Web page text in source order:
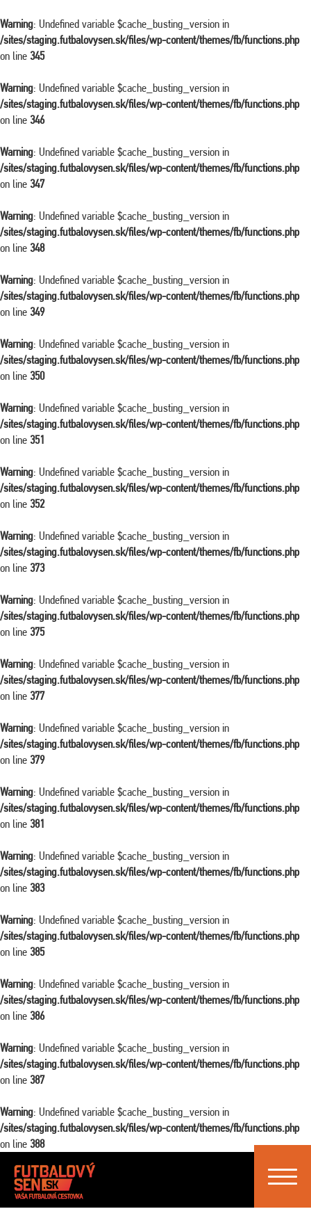
Warning: Undefined variable $cache_busting_version in
/sites/staging.futbalovysen.sk/files/wp-content/themes/fb/functions.php
on line 345
Warning: Undefined variable $cache_busting_version in
/sites/staging.futbalovysen.sk/files/wp-content/themes/fb/functions.php
on line 346
Warning: Undefined variable $cache_busting_version in
/sites/staging.futbalovysen.sk/files/wp-content/themes/fb/functions.php
on line 347
Warning: Undefined variable $cache_busting_version in
/sites/staging.futbalovysen.sk/files/wp-content/themes/fb/functions.php
on line 348
Warning: Undefined variable $cache_busting_version in
/sites/staging.futbalovysen.sk/files/wp-content/themes/fb/functions.php
on line 349
Warning: Undefined variable $cache_busting_version in
/sites/staging.futbalovysen.sk/files/wp-content/themes/fb/functions.php
on line 350
Warning: Undefined variable $cache_busting_version in
/sites/staging.futbalovysen.sk/files/wp-content/themes/fb/functions.php
on line 351
Warning: Undefined variable $cache_busting_version in
/sites/staging.futbalovysen.sk/files/wp-content/themes/fb/functions.php
on line 352
Warning: Undefined variable $cache_busting_version in
/sites/staging.futbalovysen.sk/files/wp-content/themes/fb/functions.php
on line 373
Warning: Undefined variable $cache_busting_version in
/sites/staging.futbalovysen.sk/files/wp-content/themes/fb/functions.php
on line 375
Warning: Undefined variable $cache_busting_version in
/sites/staging.futbalovysen.sk/files/wp-content/themes/fb/functions.php
on line 377
Warning: Undefined variable $cache_busting_version in
/sites/staging.futbalovysen.sk/files/wp-content/themes/fb/functions.php
on line 379
Warning: Undefined variable $cache_busting_version in
/sites/staging.futbalovysen.sk/files/wp-content/themes/fb/functions.php
on line 381
Warning: Undefined variable $cache_busting_version in
/sites/staging.futbalovysen.sk/files/wp-content/themes/fb/functions.php
on line 383
Warning: Undefined variable $cache_busting_version in
/sites/staging.futbalovysen.sk/files/wp-content/themes/fb/functions.php
on line 385
Warning: Undefined variable $cache_busting_version in
/sites/staging.futbalovysen.sk/files/wp-content/themes/fb/functions.php
on line 386
Warning: Undefined variable $cache_busting_version in
/sites/staging.futbalovysen.sk/files/wp-content/themes/fb/functions.php
on line 387
Warning: Undefined variable $cache_busting_version in
/sites/staging.futbalovysen.sk/files/wp-content/themes/fb/functions.php
on line 388
Toggle